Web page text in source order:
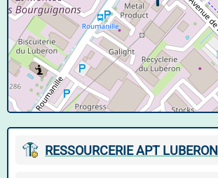
RESSOURCERIE APT LUBERON